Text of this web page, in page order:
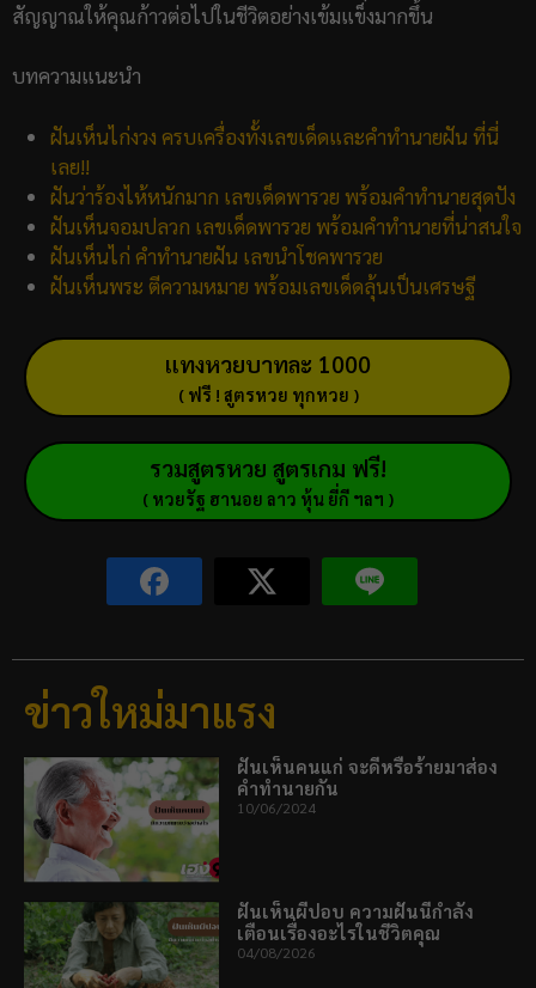
สัญญาณให้คุณก้าวต่อไปในชีวิตอย่างเข้มแข็งมากขึ้น
บทความแนะนำ
ฝันเห็นไก่งวง ครบเครื่องทั้งเลขเด็ดและคำทำนายฝัน ที่นี่
เลย!!
ฝันว่าร้องไห้หนักมาก เลขเด็ดพารวย พร้อมคำทำนายสุดปัง
ฝันเห็นจอมปลวก เลขเด็ดพารวย พร้อมคำทำนายที่น่าสนใจ
ฝันเห็นไก่ คำทำนายฝัน เลขนำโชคพารวย
ฝันเห็นพระ ตีความหมาย พร้อมเลขเด็ดลุ้นเป็นเศรษฐี
แทงหวยบาทละ 1000
( ฟรี ! สูตรหวย ทุกหวย )
รวมสูตรหวย สูตรเกม ฟรี!
( หวยรัฐ ฮานอย ลาว หุ้น ยี่กี ฯลฯ )
ข่าวใหม่มาแรง
ฝันเห็นคนแก่ จะดีหรือร้ายมาส่อง
คำทำนายกัน
10/06/2024
ฝันเห็นผีปอบ ความฝันนี้กำลัง
เตือนเรื่องอะไรในชีวิตคุณ
04/08/2026